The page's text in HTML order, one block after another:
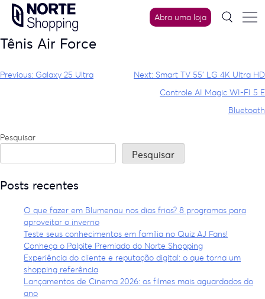
Skip
content
Abra uma loja
Tênis Air Force
Navegação
Previous: Galaxy 25 Ultra Next: Smart TV 55′ LG 4K Ultra HD
Controle AI Magic WI-FI 5 E
Bluetooth
Pesquisar
Pesquisar
Posts recentes
O que fazer em Blumenau nos dias frios? 8 programas para
aproveitar o inverno
Teste seus conhecimentos em família no Quiz AJ Fans!
Conheça o Palpite Premiado do Norte Shopping
Experiência do cliente e reputação digital: o que torna um
shopping referência
Lançamentos de Cinema 2026: os filmes mais aguardados do
ano